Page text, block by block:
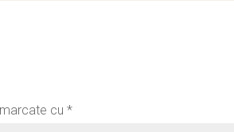
cu *